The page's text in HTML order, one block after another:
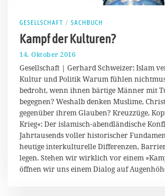
GESELLSCHAFT / SACHBUCH
Kampf der Kulturen?
14. Oktober 2016
.
O
k
t
b
e
r
2
0
1
6
Gesellschaft | Gerhard Schweizer: Islam
Kultur und Politik Warum fühlen
bedroht, wenn ihnen bärtige Männer mit
begegnen? Weshalb denken Muslime,
gegenüber ihrem Glauben? Kreuzzüge,
Krieg«: Der islamisch-abendländische
Jahrtausends voller historischer
heutige interkulturelle Differenzen,
legen. Stehen wir wirklich vor einem
öffnen wir uns einem Dialog auf